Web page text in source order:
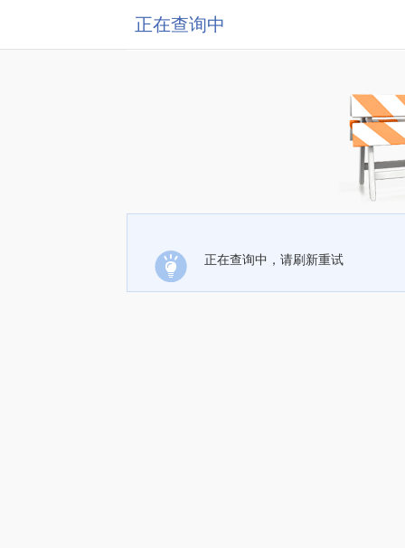
正在查询中
正在查询中，请刷新重试